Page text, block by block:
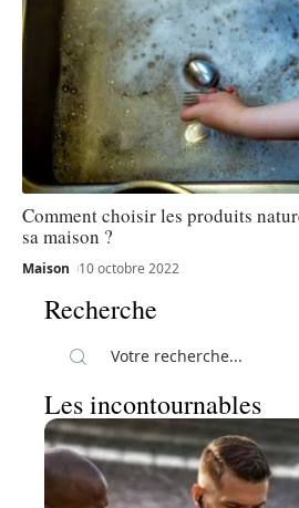
Comment choisir les produits
sa maison ?
Maison 10 octobre 2022
Recherche
Les incontournables